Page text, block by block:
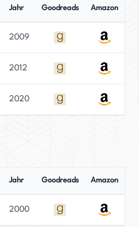
Jahr Goodreads Amazon
2009
2012
2020
Jahr Goodreads Amazon
2000